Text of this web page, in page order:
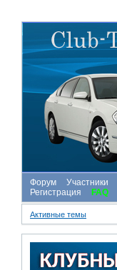
Форум Участники
Регистрация
FAQ
Активные темы